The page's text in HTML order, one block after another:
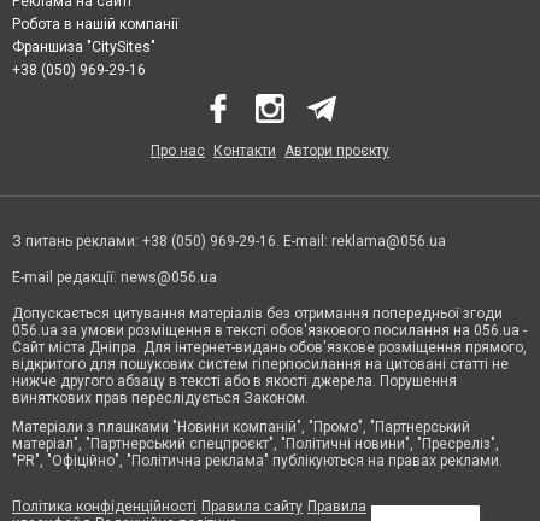
Робота в нашій компанії
Франшиза "CitySites"
+38 (050) 969-29-16
Про нас Контакти Автори проєкту
З питань реклами: +38 (050) 969-29-16. E-mail: reklama@056.ua
E-mail редакції: news@056.ua
Допускається цитування матеріалів без отримання попередньої згоди
056.ua за умови розміщення в тексті обов'язкового посилання на 056.ua -
Сайт міста Дніпра. Для інтернет-видань обов'язкове розміщення прямого,
відкритого для пошукових систем гіперпосилання на цитовані статті не
нижче другого абзацу в тексті або в якості джерела. Порушення
виняткових прав переслідується Законом.
Матеріали з плашками "Новини компаній", "Промо", "Партнерський
матеріал", "Партнерський спецпроєкт", "Політичні новини", "Пресреліз",
"PR", "Офіційно", "Політична реклама" публікуються на правах реклами.
Політика конфіденційності Правила сайту Правила